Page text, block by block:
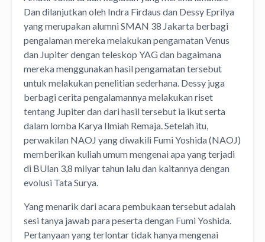
Dan dilanjutkan oleh Indra Firdaus dan Dessy Eprilya
yang merupakan alumni SMAN 38 Jakarta berbagi
pengalaman mereka melakukan pengamatan Venus
dan Jupiter dengan teleskop YAG dan bagaimana
mereka menggunakan hasil pengamatan tersebut
untuk melakukan penelitian sederhana. Dessy juga
berbagi cerita pengalamannya melakukan riset
tentang Jupiter dan dari hasil tersebut ia ikut serta
dalam lomba Karya Ilmiah Remaja. Setelah itu,
perwakilan NAOJ yang diwakili Fumi Yoshida (NAOJ)
memberikan kuliah umum mengenai apa yang terjadi
di BUlan 3,8 milyar tahun lalu dan kaitannya dengan
evolusi Tata Surya.
Yang menarik dari acara pembukaan tersebut adalah
sesi tanya jawab para peserta dengan Fumi Yoshida.
Pertanyaan yang terlontar tidak hanya mengenai